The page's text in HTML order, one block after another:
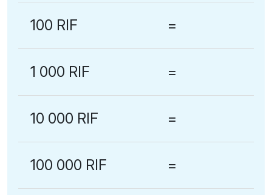
100 RIF =
1 000 RIF =
10 000 RIF =
100 000 RIF =